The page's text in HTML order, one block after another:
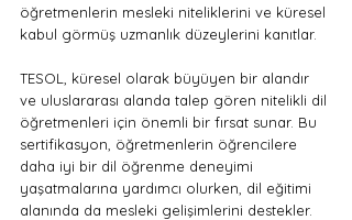
öğretmenlerin mesleki niteliklerini ve küresel
kabul görmüş uzmanlık düzeylerini kanıtlar.
TESOL, küresel olarak büyüyen bir alandır
ve uluslararası alanda talep gören nitelikli dil
öğretmenleri için önemli bir fırsat sunar. Bu
sertifikasyon, öğretmenlerin öğrencilere
daha iyi bir dil öğrenme deneyimi
yaşatmalarına yardımcı olurken, dil eğitimi
alanında da mesleki gelişimlerini destekler.